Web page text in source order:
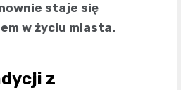
staje się
w życiu miasta.
z